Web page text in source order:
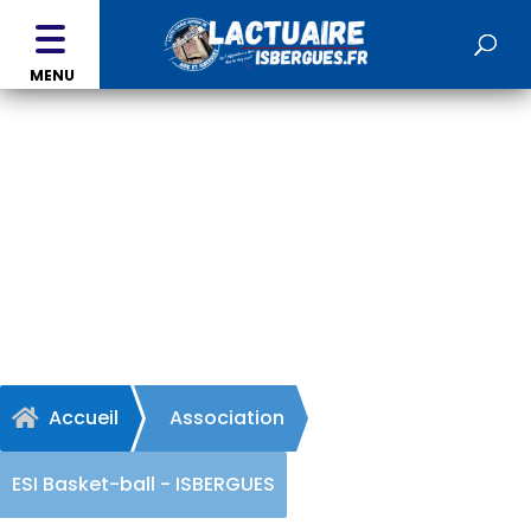
MENU
 Accueil Association
ESI Basket-ball - ISBERGUES